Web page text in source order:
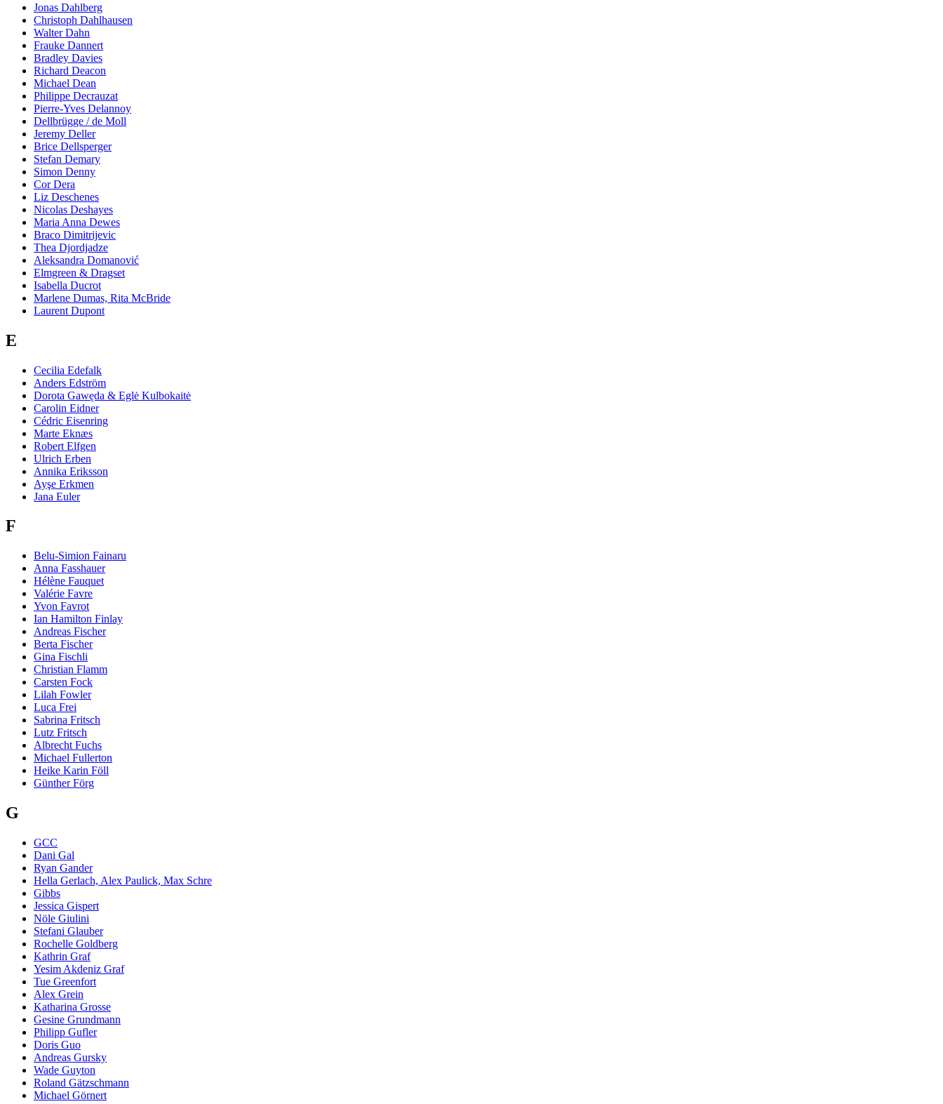
Jonas Dahlberg
Christoph Dahlhausen
Walter Dahn
Frauke Dannert
Bradley Davies
Richard Deacon
Michael Dean
Philippe Decrauzat
Pierre-Yves Delannoy
Dellbrügge / de Moll
Jeremy Deller
Brice Dellsperger
Stefan Demary
Simon Denny
Cor Dera
Liz Deschenes
Nicolas Deshayes
Maria Anna Dewes
Braco Dimitrijevic
Thea Djordjadze
Aleksandra Domanović
Elmgreen & Dragset
Isabella Ducrot
Marlene Dumas, Rita McBride
Laurent Dupont
E
Cecilia Edefalk
Anders Edström
Dorota Gawęda & Eglė Kulbokaitė
Carolin Eidner
Cédric Eisenring
Marte Eknæs
Robert Elfgen
Ulrich Erben
Annika Eriksson
Ayşe Erkmen
Jana Euler
F
Belu-Simion Fainaru
Anna Fasshauer
Hélène Fauquet
Valérie Favre
Yvon Favrot
Ian Hamilton Finlay
Andreas Fischer
Berta Fischer
Gina Fischli
Christian Flamm
Carsten Fock
Lilah Fowler
Luca Frei
Sabrina Fritsch
Lutz Fritsch
Albrecht Fuchs
Michael Fullerton
Heike Karin Föll
Günther Förg
G
GCC
Dani Gal
Ryan Gander
Hella Gerlach, Alex Paulick, Max Schre
Gibbs
Jessica Gispert
Nöle Giulini
Stefani Glauber
Rochelle Goldberg
Kathrin Graf
Yesim Akdeniz Graf
Tue Greenfort
Alex Grein
Katharina Grosse
Gesine Grundmann
Philipp Gufler
Doris Guo
Andreas Gursky
Wade Guyton
Roland Gätzschmann
Michael Görnert